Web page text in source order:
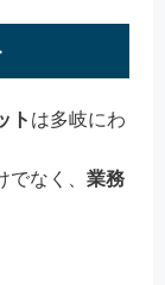
ト は多岐にわ
でなく、 業務